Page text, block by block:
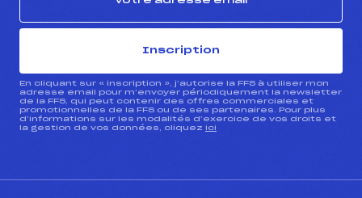
Inscription
En cliquant sur « inscription », j’autorise la FFS à utiliser mon
adresse email pour m’envoyer périodiquement la newsletter
de la FFS, qui peut contenir des offres commerciales et
promotionnelles de la FFS ou de ses partenaires. Pour plus
d’informations sur les modalités d’exercice de vos droits et
la gestion de vos données, cliquez ici